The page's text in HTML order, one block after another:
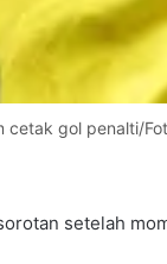
cetak gol penalti/
setelah